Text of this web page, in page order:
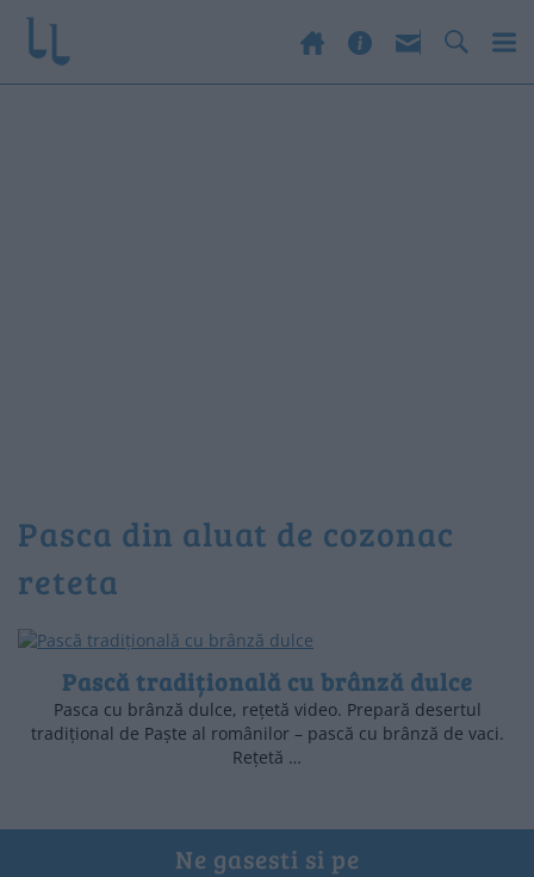
pasca din aluat de cozonac
reteta
Pască tradițională cu brânză dulce
Pasca cu brânză dulce, rețetă video. Prepară desertul
tradițional de Paște al românilor – pască cu brânză de vaci.
Rețetă …
Ne gasesti si pe